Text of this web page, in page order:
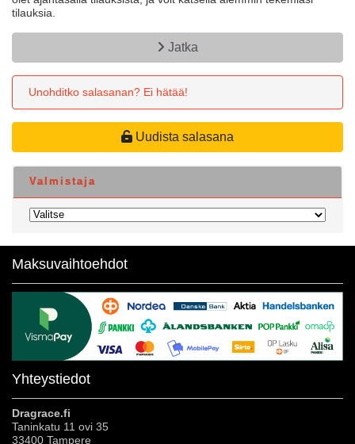
tilauksia.
Jatka
Unohditko salasanan? Ei hätää!
Uudista salasana
Valmistaja
Maksuvaihtoehdot
Yhteystiedot
Dragrace.fi
Taninkatu 11 ovi 35
33400 Tampere